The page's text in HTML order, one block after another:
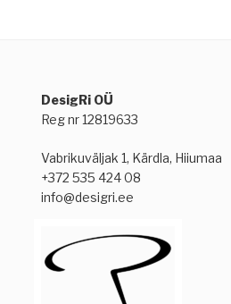
DesigRi OÜ
Reg nr 12819633
Vabrikuväljak 1, Kärdla, Hiiumaa
+372 535 424 08
info@desigri.ee